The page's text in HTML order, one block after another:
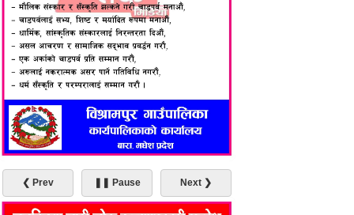
❮ Prev ❚❚ Pause Next ❯